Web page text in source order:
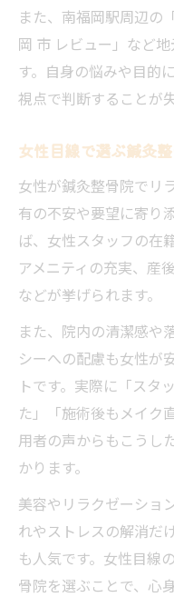
また、南福岡駅周辺の
岡 市 レビュー」など
す。自身の悩みや目的
視点で判断することが
女性目線で選ぶ鍼灸
女性が鍼灸整骨院でリ
有の不安や要望に寄り
ば、女性スタッフの在
アメニティの充実、産
などが挙げられます。
また、院内の清潔感や
シーへの配慮も女性が
トです。実際に「スタ
た」「施術後もメイク
用者の声からもこうし
かります。
美容やリラクゼーショ
れやストレスの解消だ
も人気です。女性目線
骨院を選ぶことで、心